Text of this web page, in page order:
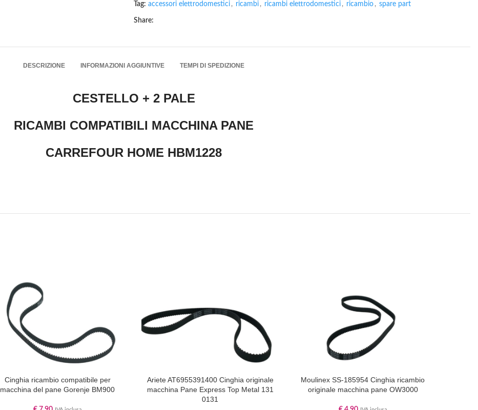
Tag: accessori elettrodomestici , ricambi , ricambi elettrodomestici , ricambio , spare part
Share:
DESCRIZIONE INFORMAZIONI AGGIUNTIVE TEMPI DI SPEDIZIONE
CESTELLO + 2 PALE
RICAMBI COMPATIBILI MACCHINA PANE
CARREFOUR HOME HBM1228
Cinghia ricambio compatibile per
macchina del pane Gorenje BM900
Ariete AT6955391400 Cinghia originale
macchina Pane Express Top Metal 131
0131
Moulinex SS-185954 Cinghia ricambio
originale macchina pane OW3000